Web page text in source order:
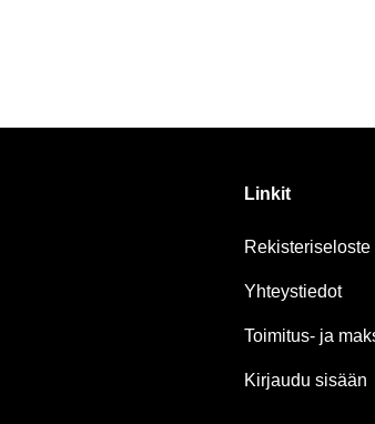
Linkit
Rekisteriseloste
Yhteystiedot
Toimitus- ja
Kirjaudu sisään